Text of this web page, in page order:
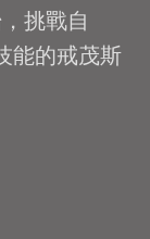
挑戰自
能的戒茂斯